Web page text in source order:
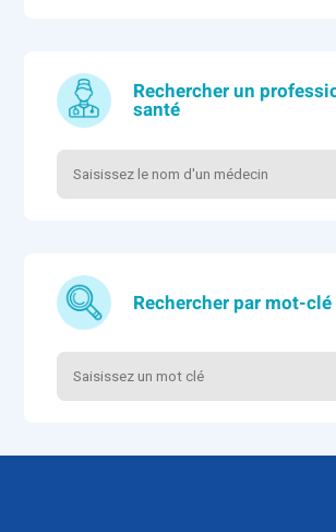
Rechercher un
santé
Rechercher par mot-clé